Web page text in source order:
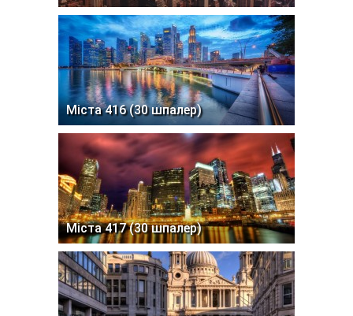
Міста 416 (30 шпалер)
Міста 417 (30 шпалер)